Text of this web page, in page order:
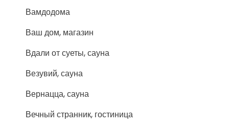
Вамдодома
Ваш дом, магазин
Вдали от суеты, сауна
Везувий, сауна
Вернацца, сауна
Вечный странник, гостиница